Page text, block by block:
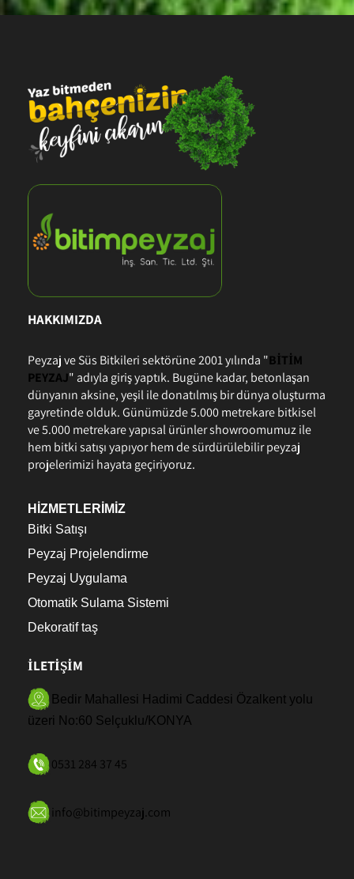
HAKKIMIZDA
Peyzaj ve Süs Bitkileri sektörüne 2001 yılında "BİTİM
PEYZAJ" adıyla giriş yaptık. Bugüne kadar, betonlaşan
dünyanın aksine, yeşil ile donatılmış bir dünya oluşturma
gayretinde olduk. Günümüzde 5.000 metrekare bitkisel
ve 5.000 metrekare yapısal ürünler showroomumuz ile
hem bitki satışı yapıyor hem de sürdürülebilir peyzaj
projelerimizi hayata geçiriyoruz.
HİZMETLERİMİZ
Bitki Satışı
Peyzaj Projelendirme
Peyzaj Uygulama
Otomatik Sulama Sistemi
Dekoratif taş
İLETİŞİM
Bedir Mahallesi Hadimi Caddesi Özalkent yolu
üzeri No:60 Selçuklu/KONYA
0531 284 37 45
info@bitimpeyzaj.com